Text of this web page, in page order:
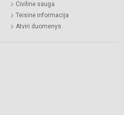
Civilinė sauga
Teisinė informacija
Atviri duomenys